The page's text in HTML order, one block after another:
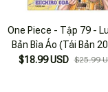
One Piece - Tập 79 -
Bản Bìa Áo (Tái Bản
$18.99 USD $25.99